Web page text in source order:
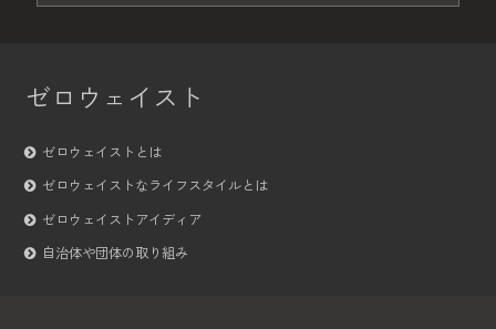
ゼロウェイスト
ゼロウェイストとは
ゼロウェイストなライフスタイルとは
ゼロウェイストアイディア
自治体や団体の取り組み